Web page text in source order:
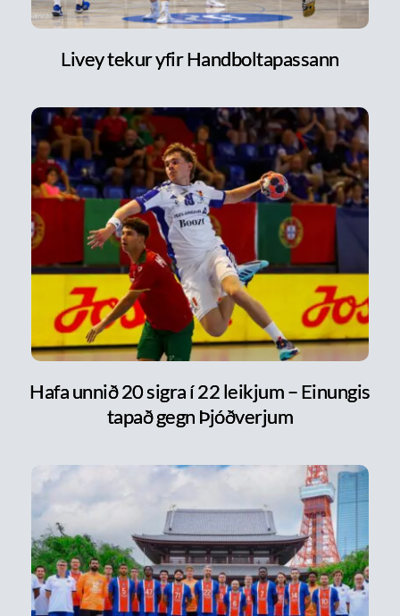
Livey tekur yfir Handboltapassann
Hafa unnið 20 sigra í 22 leikjum – Einungis
tapað gegn Þjóðverjum